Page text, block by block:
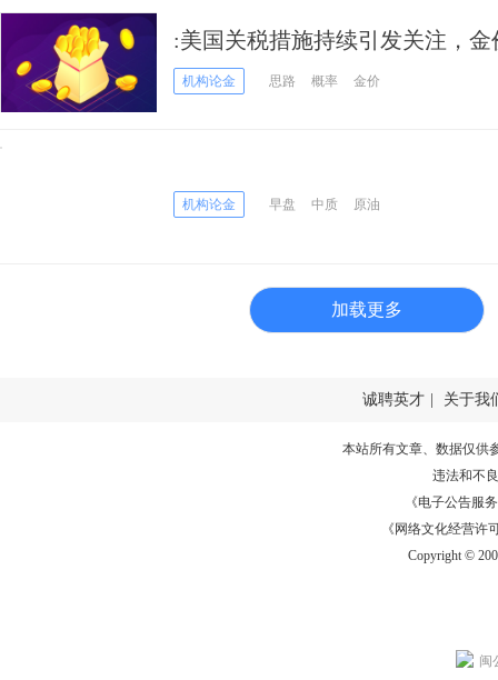
:美国关税措施持续引发关注，
机构论金 思路 概率 金价
机构论金 早盘 中质 原油
加载更多
诚聘英才 关于我
本站所有文章、数据仅供
违法和不
《电子公告服务
《网络文化经营许
Copyright ©
闽